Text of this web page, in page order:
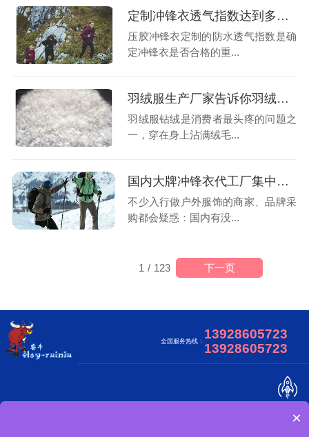
定制冲锋衣透气指数达到多少才算及格?
压胶冲锋衣定制的防水透气指数是确
定冲锋衣是否合格的重...
羽绒服生产厂家告诉你羽绒服为什么会有钻绒？
羽绒服钻绒是消费者最头疼的问题之
一，穿在身上沾满绒毛...
国内大牌冲锋衣代工厂集中在哪里?
不少入行做户外服饰的商家、品牌采
购都会疑惑：国内有没...
1 / 123 下一页
全国服务热线： 13928605723
13928605723
冲锋衣可以做吗？
×